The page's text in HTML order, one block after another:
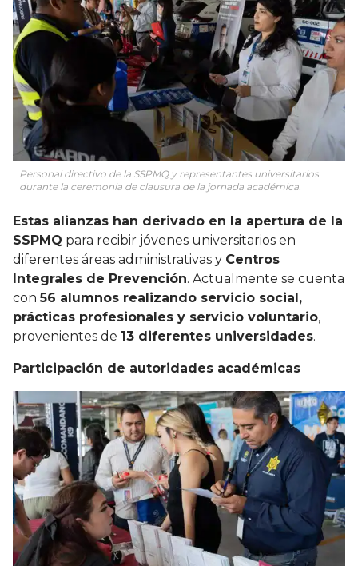
Personal directivo de la SSPMQ y representantes universitarios
durante la ceremonia de clausura de la jornada académica.
Estas alianzas han derivado en la apertura de la
SSPMQ para recibir jóvenes universitarios en
diferentes áreas administrativas y Centros
Integrales de Prevención. Actualmente se cuenta
con56 alumnos realizando servicio social,
prácticas profesionales y servicio voluntario,
provenientes de 13 diferentes universidades.
Participación de autoridades académicas